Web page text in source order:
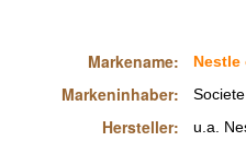
Markename:
Markeninhaber:
Hersteller:
Nestle
u.a.